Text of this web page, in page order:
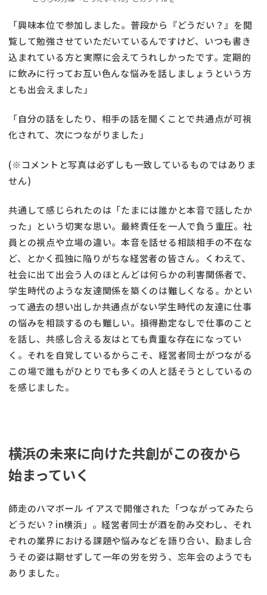
「興味本位で参加しました。普段から『どうだい？』を閲
覧して勉強させていただいているんですけど、いつも書き
込まれている方と実際に会えてうれしかったです。定期的
に飲みに行ってお互い色んな悩みを話しましょうという方
とも出会えました」
「自分の話をしたり、相手の話を聞くことで共通点が可視
化されて、次につながりました」
(※コメントと写真は必ずしも一致しているものではありま
せん)
共通して感じられたのは「たまには誰かと本音で話したか
った」という切実な思い。最終責任を一人で負う重圧。社
員との視点や立場の違い。本音を話せる相談相手の不在な
ど、とかく孤独に陥りがちな経営者の皆さん。くわえて、
社会に出て出会う人のほとんどは何らかの利害関係者で、
学生時代のような友達関係を築くのは難しくなる。かとい
って過去の想い出しか共通点がない学生時代の友達に仕事
の悩みを相談するのも難しい。損得勘定なしで仕事のこと
を話し、共感し合える友はとても貴重な存在になってい
く。それを自覚しているからこそ、経営者同士がつながる
この場で誰もがひとりでも多くの人と話そうとしているの
を感じました。
横浜の未来に向けた共創がこの夜から
始まっていく
師走のハマボール イアスで開催された「つながってみたら
どうだい？in横浜」。経営者同士が酒を酌み交わし、それ
ぞれの業界における課題や悩みなどを語り合い、励まし合
うその姿は期せずして一年の労を労う、忘年会のようでも
ありました。